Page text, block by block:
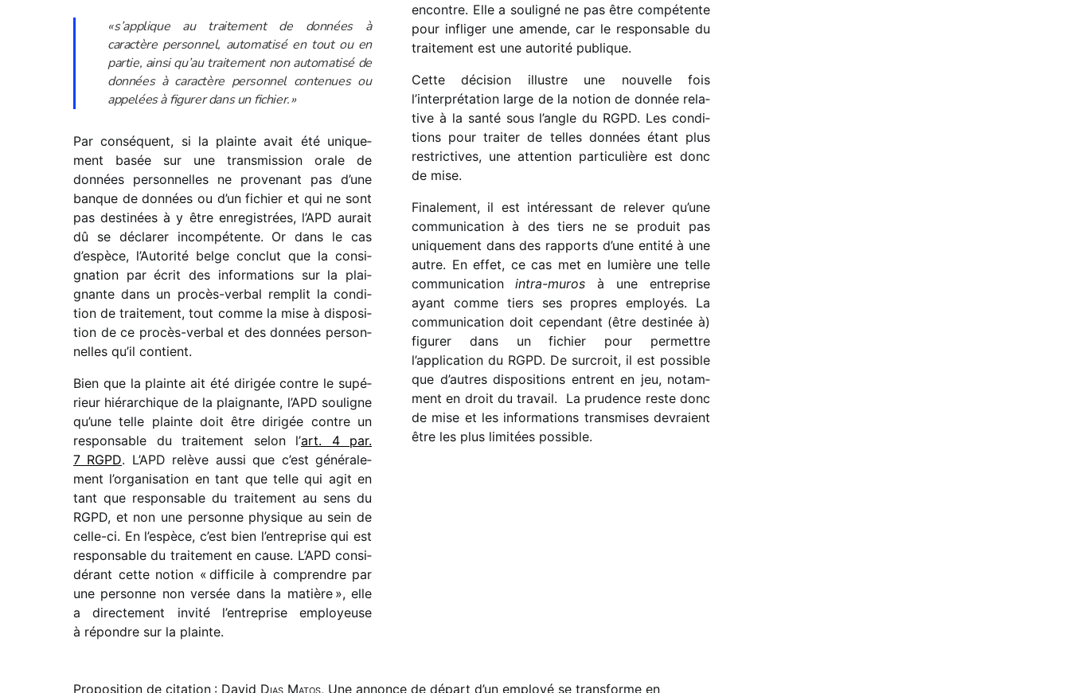
« s’applique au trai­te­ment de données à
caractère person­nel, auto­ma­tisé en tout ou en
partie, ainsi qu’au trai­te­ment non auto­ma­tisé de
données à caractère person­nel conte­nues ou
appelées à figu­rer dans un fichier. »
Par consé­quent, si la plainte avait été unique­
ment basée sur une trans­mis­sion orale de
données person­nelles ne prove­nant pas d’une
banque de données ou d’un fichier et qui ne sont
pas desti­nées à y être enre­gis­trées, l’APD aurait
dû se décla­rer incom­pé­tente. Or dans le cas
d’espèce, l’Autorité belge conclut que la consi­
gna­tion par écrit des infor­ma­tions sur la plai­
gnante dans un procès-verbal remplit la condi­
tion de trai­te­ment, tout comme la mise à dispo­si­
tion de ce procès-verbal et des données person­
nelles qu’il contient.
Bien que la plainte ait été diri­gée contre le supé­
rieur hiérar­chique de la plai­gnante, l’APD souligne
qu’une telle plainte doit être diri­gée contre un
respon­sable du trai­te­ment selon l’art. 4 par.
7 RGPD. L’APD relève aussi que c’est géné­ra­le­
ment l’organisation en tant que telle qui agit en
tant que respon­sable du trai­te­ment au sens du
RGPD, et non une personne physique au sein de
celle-ci. En l’espèce, c’est bien l’entreprise qui est
respon­sable du trai­te­ment en cause. L’APD consi­
dé­rant cette notion « diffi­cile à comprendre par
une personne non versée dans la matière », elle
a direc­te­ment invité l’entreprise employeuse
à répondre sur la plainte.
encontre. Elle a souli­gné ne pas être compé­tente
pour infli­ger une amende, car le respon­sable du
trai­te­ment est une auto­rité publique.
Cette déci­sion illustre une nouvelle fois
l’interprétation large de la notion de donnée rela­
tive à la santé sous l’angle du RGPD. Les condi­
tions pour trai­ter de telles données étant plus
restric­tives, une atten­tion parti­cu­lière est donc
de mise.
Finalement, il est inté­res­sant de rele­ver qu’une
commu­ni­ca­tion à des tiers ne se produit pas
unique­ment dans des rapports d’une entité à une
autre. En effet, ce cas met en lumière une telle
commu­ni­ca­tion intra-muros à une entre­prise
ayant comme tiers ses propres employés. La
commu­ni­ca­tion doit cepen­dant (être desti­née à)
figu­rer dans un fichier pour permettre
l’application du RGPD. De surcroit, il est possible
que d’autres dispo­si­tions entrent en jeu, notam­
ment en droit du travail. La prudence reste donc
de mise et les infor­ma­tions trans­mises devraient
être les plus limi­tées possible.
Proposition de citation : David Dias Matos, Une annonce de départ d’un employé se transforme en